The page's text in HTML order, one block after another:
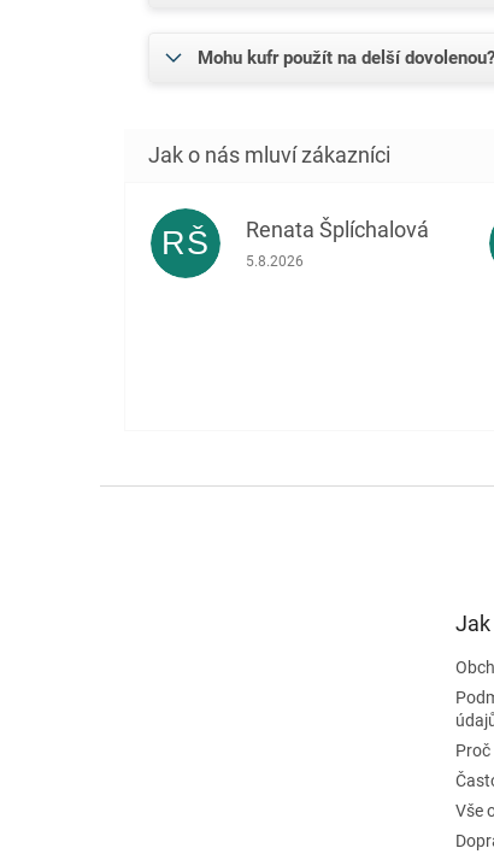
Mohu kufr použít na delší dovolenou?
RŠ Renata Šplíchalová
Hodnocení obchodu je 5 z 5
5.8.2026
Jak
Vše